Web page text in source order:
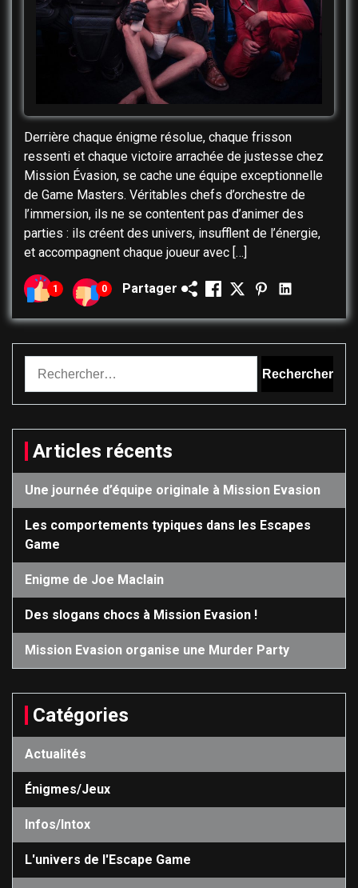
Derrière chaque énigme résolue, chaque frisson
ressenti et chaque victoire arrachée de justesse chez
Mission Évasion, se cache une équipe exceptionnelle
de Game Masters. Véritables chefs d’orchestre de
l’immersion, ils ne se contentent pas d’animer des
parties : ils créent des univers, insufflent de l’énergie,
et accompagnent chaque joueur avec […]
1 0 Partager
Articles récents
Une journée d’équipe originale à Mission Evasion
Les comportements typiques dans les Escapes
Game
Enigme de Joe Maclain
Des slogans chocs à Mission Evasion !
Mission Evasion organise une Murder Party
Catégories
Actualités
Énigmes/Jeux
Infos/Intox
L'univers de l'Escape Game